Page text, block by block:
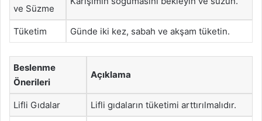
ve Süzme
Tüketim Günde iki kez, sabah ve akşam tüketin.
Beslenme
Önerileri
Açıklama
Lifli Gıdalar Lifli gıdaların tüketimi arttırılmalıdır.